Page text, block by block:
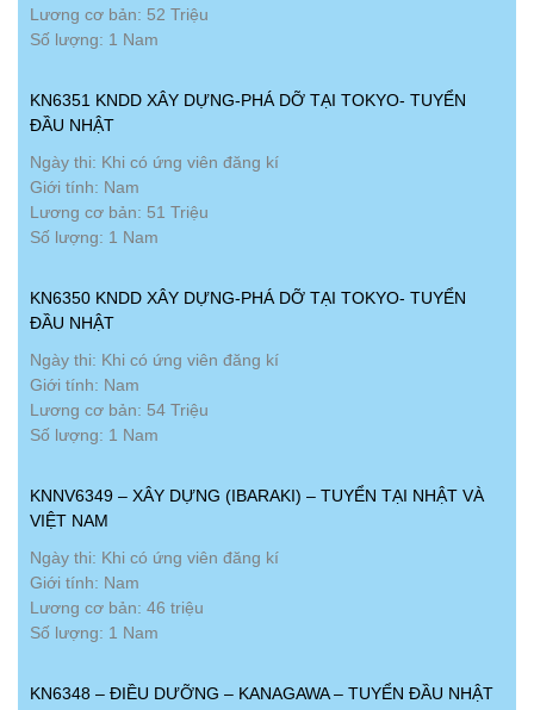
Lương cơ bản: 52 Triệu
Số lượng: 1 Nam
KN6351 KNDD XÂY DỰNG-PHÁ DỠ TẠI TOKYO- TUYỂN
ĐẦU NHẬT
Ngày thi: Khi có ứng viên đăng kí
Giới tính: Nam
Lương cơ bản: 51 Triệu
Số lượng: 1 Nam
KN6350 KNDD XÂY DỰNG-PHÁ DỠ TẠI TOKYO- TUYỂN
ĐẦU NHẬT
Ngày thi: Khi có ứng viên đăng kí
Giới tính: Nam
Lương cơ bản: 54 Triệu
Số lượng: 1 Nam
KNNV6349 – XÂY DỰNG (IBARAKI) – TUYỂN TẠI NHẬT VÀ
VIỆT NAM
Ngày thi: Khi có ứng viên đăng kí
Giới tính: Nam
Lương cơ bản: 46 triệu
Số lượng: 1 Nam
KN6348 – ĐIỀU DƯỠNG – KANAGAWA – TUYỂN ĐẦU NHẬT